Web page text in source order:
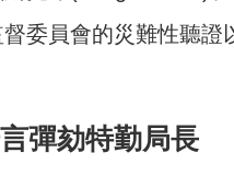
委員會的災難性聽
彈劾特勤局長